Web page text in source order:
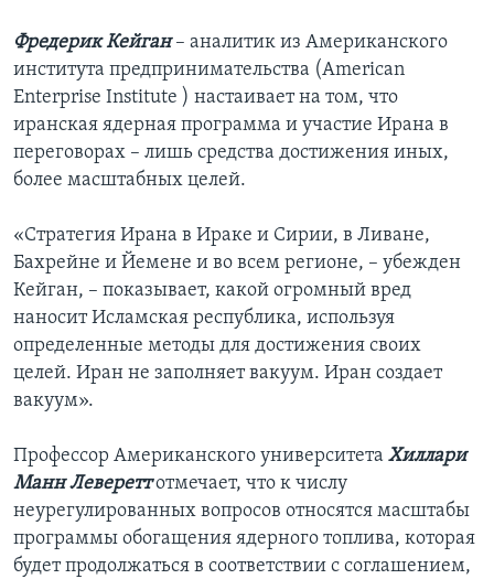
Фредерик Кейган– аналитик из Американского
института предпринимательства (American
Enterprise Institute ) настаивает на том, что
иранская ядерная программа и участие Ирана в
переговорах – лишь средства достижения иных,
более масштабных целей.
«Стратегия Ирана в Ираке и Сирии, в Ливане,
Бахрейне и Йемене и во всем регионе, – убежден
Кейган, – показывает, какой огромный вред
наносит Исламская республика, используя
определенные методы для достижения своих
целей. Иран не заполняет вакуум. Иран создает
вакуум».
Профессор Американского университета Хиллари
Манн Левереттотмечает, что к числу
неурегулированных вопросов относятся масштабы
программы обогащения ядерного топлива, которая
будет продолжаться в соответствии с соглашением,